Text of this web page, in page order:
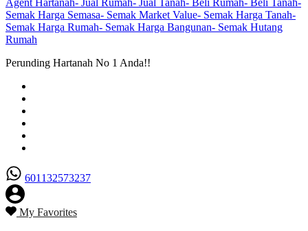
Perunding Hartanah No 1 Anda!!
601132573237
My Favorites